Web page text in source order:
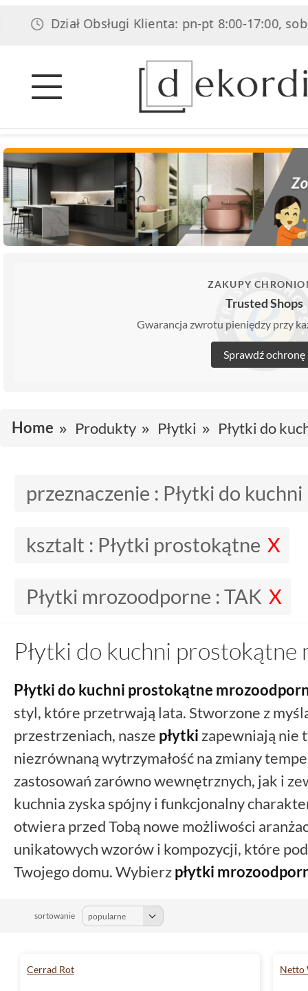
Dział Obsługi Klienta: pn-pt 8:00-17:00, sob 8:00-
ZAKUPY
Trusted Shops
Gwarancja zwrotu pieniędzy przy
Sprawdź ochronę
Home Produkty Płytki Płytki do
przeznaczenie : Płytki do kuchni
ksztalt : Płytki prostokątne
Płytki mrozoodporne : TAK
Płytki do kuchni
Płytki do kuchni prostokątne
styl, które przetrwają lata. Stworzone z
przestrzeniach, nasze płytki zapewniają nie
niezrównaną wytrzymałość na zmiany
zastosowań zarówno wewnętrznych, jak i
kuchnia zyska spójny i funkcjonalny
otwiera przed Tobą nowe możliwości
unikatowych wzorów i kompozycji, które
Twojego domu. Wybierzpłytki
warunków atmosferycznych.
sortowanie
Cerrad Rot Netto